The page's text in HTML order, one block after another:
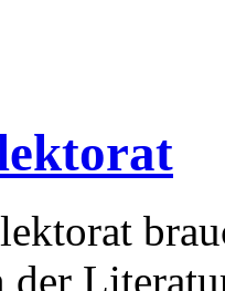
der